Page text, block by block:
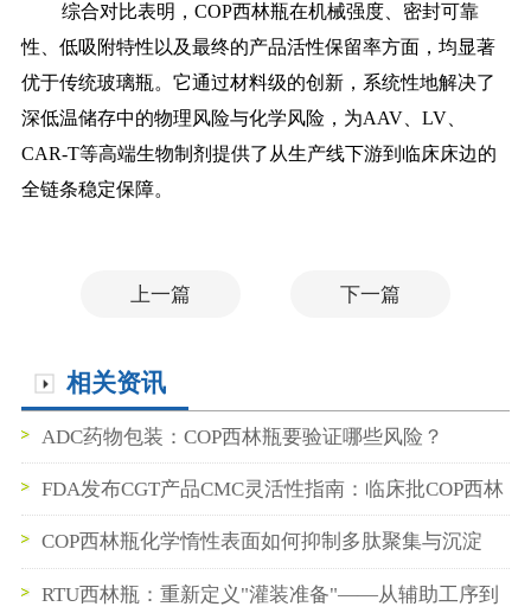
综合对比表明， COP西林瓶在机械强度、密封可靠
性、低吸附特性以及最终的产品活性保留率方面，均显著
优于传统玻璃瓶。它通过材料级的创新，系统性地解决了
深低温储存中的物理风险与化学风险，为AAV、LV、
CAR-T等高端生物制剂提供了从生产线下游到临床床边的
全链条稳定保障。
上一篇 下一篇
相关资讯
ADC药物包装：COP西林瓶要验证哪些风险？
FDA发布CGT产品CMC灵活性指南：临床批COP西林
瓶数据如何支持BLA申报
COP西林瓶化学惰性表面如何抑制多肽聚集与沉淀
RTU西林瓶：重新定义"灌装准备"——从辅助工序到